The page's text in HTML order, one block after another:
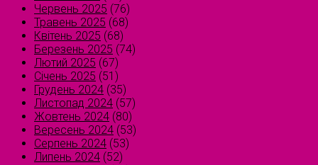
Червень 2025 (76)
Травень 2025 (68)
Квітень 2025 (68)
Березень 2025 (74)
Лютий 2025 (67)
Січень 2025 (51)
Грудень 2024 (35)
Листопад 2024 (57)
Жовтень 2024 (80)
Вересень 2024 (53)
Серпень 2024 (53)
Липень 2024 (52)